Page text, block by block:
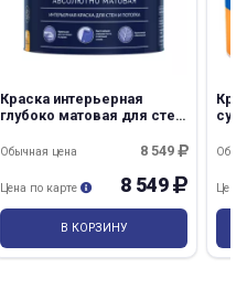
Краска интерьерная
глубоко матовая для стен
С Tikkurila
8 549
Обычная цена
8 549
Цена по карте
В КОРЗИНУ
Цена